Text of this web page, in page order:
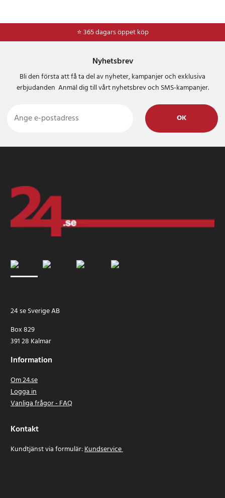
⭐ 365 dagars öppet köp
Nyhetsbrev
Bli den första att få ta del av nyheter, kampanjer och exklusiva
erbjudanden Anmäl dig till vårt nyhetsbrev och SMS-kampanjer.
OK
24 se Sverige AB
Box 829
391 28 Kalmar
Information
Om 24.se
Logga in
Vanliga frågor - FAQ
Kontakt
Kundtjänst via formulär:Kundservice